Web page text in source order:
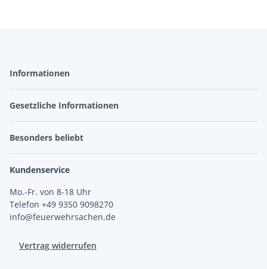
Informationen
Gesetzliche Informationen
Besonders beliebt
Kundenservice
Mo.-Fr. von 8-18 Uhr
Telefon +49 9350 9098270
info@feuerwehrsachen.de
Vertrag widerrufen